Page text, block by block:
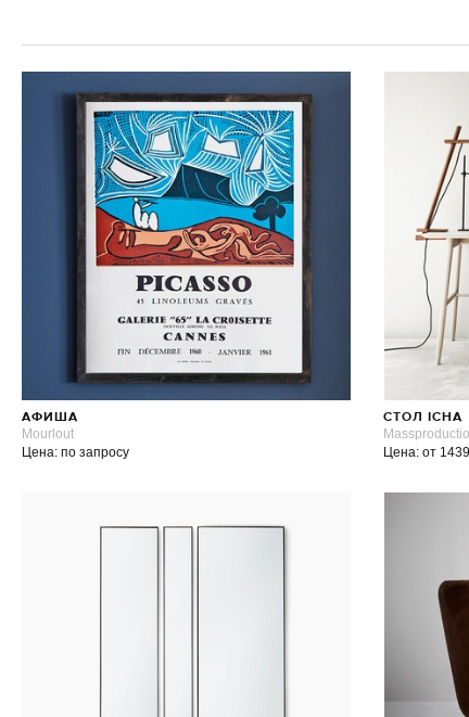
АФИША
Mourlout
Цена: по запросу
СТОЛ ICHA
Цена: от